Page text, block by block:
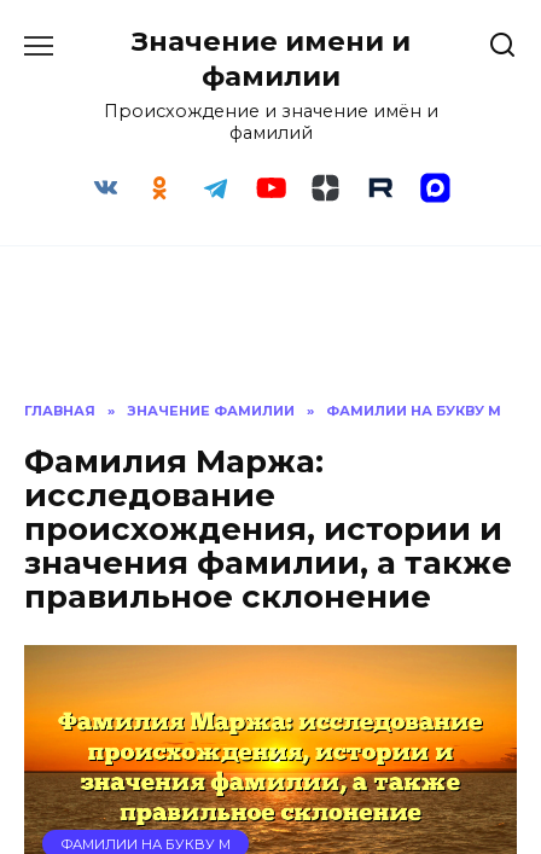
Значение имени и
фамилии
Происхождение и значение имён и
фамилий
ГЛАВНАЯ » ЗНАЧЕНИЕ ФАМИЛИИ » ФАМИЛИИ НА БУКВУ М
Фамилия Маржа:
исследование
происхождения, истории и
значения фамилии, а также
правильное склонение
ФАМИЛИИ НА БУКВУ М